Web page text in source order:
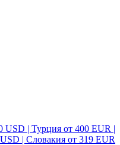
USD | Турция от 400 EUR |
| Словакия от 319 EUR